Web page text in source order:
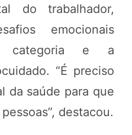
do trabalhador,
emocionais
categoria e a
“É preciso
da saúde para que
destacou.